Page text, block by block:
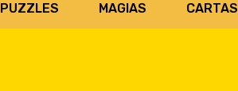
PUZZLES MAGIAS CARTAS